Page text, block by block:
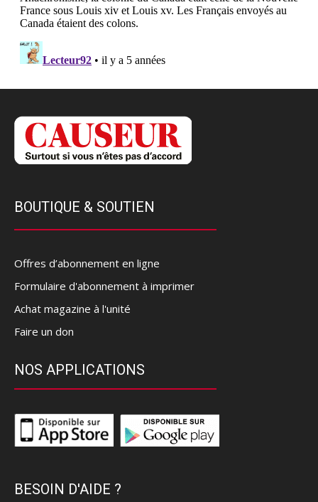
BOUTIQUE & SOUTIEN
Offres d’abonnement en ligne
Formulaire d'abonnement à imprimer
Achat magazine à l'unité
Faire un don
NOS APPLICATIONS
BESOIN D'AIDE ?